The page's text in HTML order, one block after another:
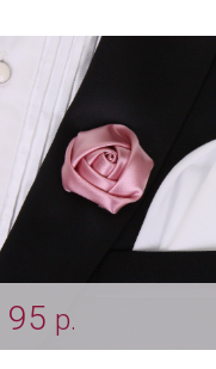
«Кружевной» цвет
пепельная роза
Арт: shtu_0190 пеп.роза
95 р.